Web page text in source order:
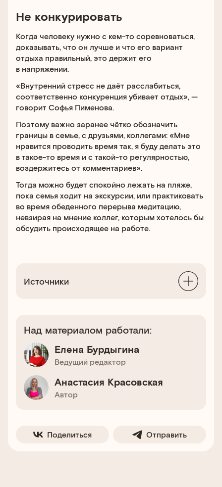
Не конкурировать
Когда человеку нужно с кем-то соревноваться,
доказывать, что он лучше и что его вариант
отдыха правильный, это держит его
в напряжении.
«Внутренний стресс не даёт расслабиться,
соответственно конкуренция убивает отдых», —
говорит Софья Пименова.
Поэтому важно заранее чётко обозначить
границы в семье, с друзьями, коллегами: «Мне
нравится проводить время так, я буду делать это
в такое-то время и с такой-то регулярностью,
воздержитесь от комментариев».
Тогда можно будет спокойно лежать на пляже,
пока семья ходит на экскурсии, или практиковать
во время обеденного перерыва медитацию,
невзирая на мнение коллег, которым хотелось бы
обсудить происходящее на работе.
Источники
Над материалом работали:
Елена Бурдыгина
Ведущий редактор
Анастасия Красовская
Автор
Поделиться Отправить